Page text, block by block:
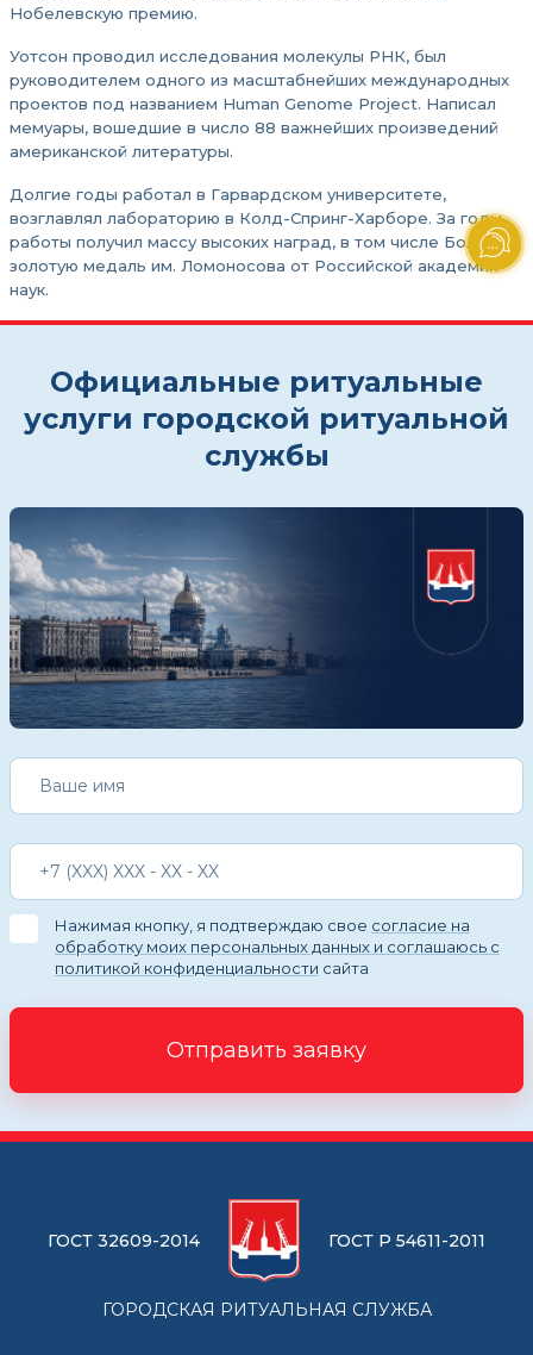
Нобелевскую премию.
Уотсон проводил исследования молекулы РНК, был
руководителем одного из масштабнейших международных
проектов под названием Human Genome Project. Написал
мемуары, вошедшие в число 88 важнейших произведений
американской литературы.
Долгие годы работал в Гарвардском университете,
возглавлял лабораторию в Колд-Спринг-Харборе. За годы
работы получил массу высоких наград, в том числе Большую
золотую медаль им. Ломоносова от Российской академии
наук.
Официальные ритуальные
услуги городской ритуальной
службы
Нажимая кнопку, я подтверждаю свое согласие на
обработку моих персональных данных и соглашаюсь с
политикой конфиденциальности сайта
Отправить заявку
ГОСТ 32609-2014 ГОСТ Р 54611-2011
ГОРОДСКАЯ РИТУАЛЬНАЯ СЛУЖБА